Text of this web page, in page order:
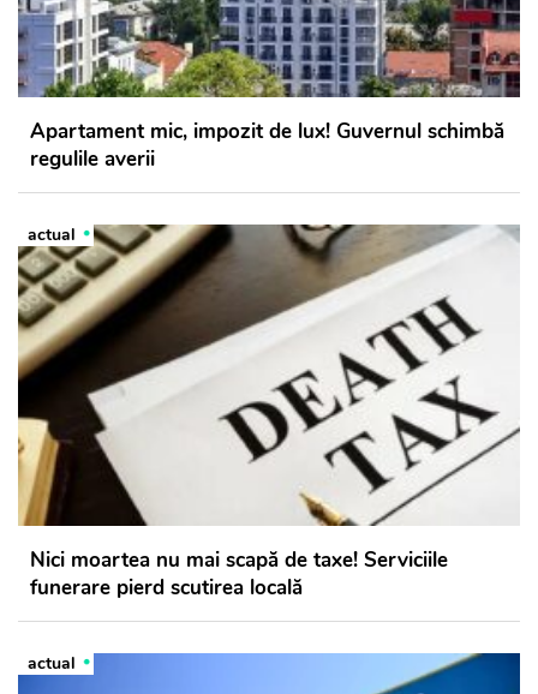
Apartament mic, impozit de lux! Guvernul schimbă
regulile averii
actual
Nici moartea nu mai scapă de taxe! Serviciile
funerare pierd scutirea locală
actual